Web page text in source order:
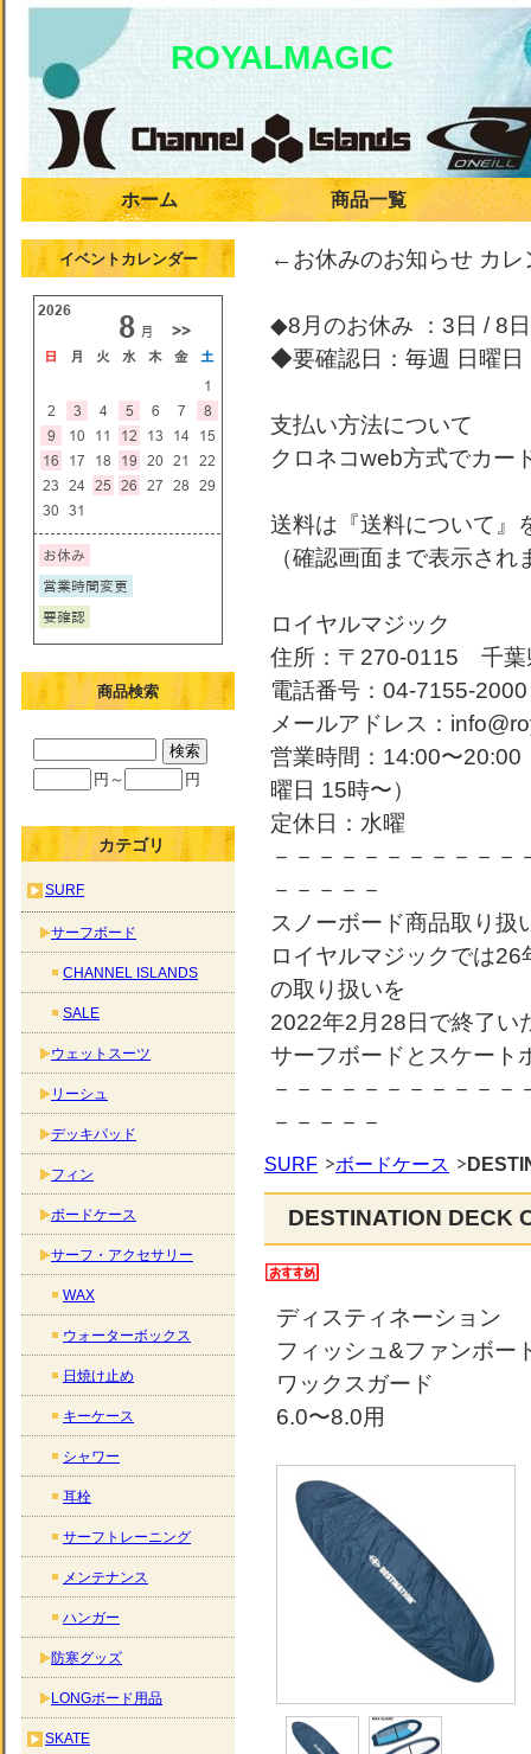
ROYALMAGIC
ホーム 商品一覧
←お休みのお知らせ カ
◆8月のお休み ：3日 / 8
◆要確認日：毎週 日曜日
支払い方法について
クロネコweb方式でカー
送料は『送料について』
（確認画面まで表示され
ロイヤルマジック
住所：〒270-0115 千葉
電話番号：04-7155-2000
メールアドレス：
営業時間：14:00〜20:00
曜日 15時〜）
定休日：水曜
－－－－－－－－－－
－－－－－
スノーボード商品取り扱
ロイヤルマジックでは
の取り扱いを
2022年2月28日で終了い
サーフボードとスケート
－－－－－－－－－－
－－－－－
SURF ボードケース
DESTINATION DECK
ディスティネーション
フィッシュ&ファンボー
ワックスガード
6.0〜8.0用
イベントカレンダー
商品検索
円～ 円
カテゴリ
SURF
サーフボード
CHANNEL ISLANDS
SALE
ウェットスーツ
リーシュ
デッキパッド
フィン
ボードケース
サーフ・アクセサリー
WAX
ウォーターボックス
日焼け止め
キーケース
シャワー
耳栓
サーフトレーニング
メンテナンス
ハンガー
防寒グッズ
LONGボード用品
SKATE